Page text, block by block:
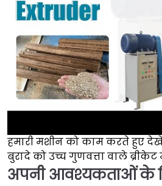
►
हमारी मशीन को काम करते हुए
बुरादे को उच्च गुणवत्ता वाले
अपनी आवश्यकताओं के